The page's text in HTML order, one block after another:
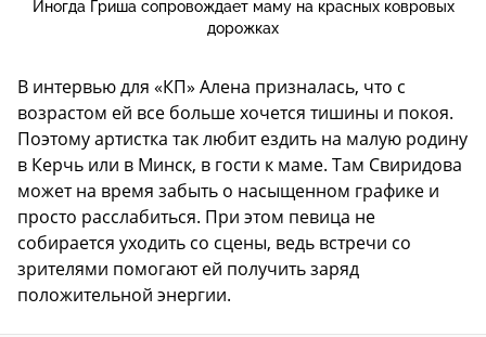
Иногда Гриша сопровождает маму на красных ковровых
дорожках
В интервью для «КП» Алена призналась, что с
возрастом ей все больше хочется тишины и покоя.
Поэтому артистка так любит ездить на малую родину
в Керчь или в Минск, в гости к маме. Там Свиридова
может на время забыть о насыщенном графике и
просто расслабиться. При этом певица не
собирается уходить со сцены, ведь встречи со
зрителями помогают ей получить заряд
положительной энергии.